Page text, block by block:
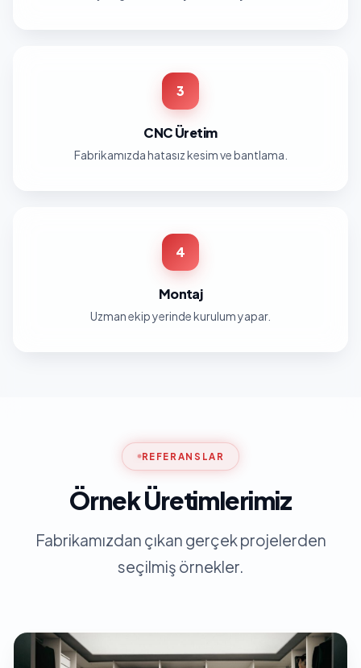
3
CNC Üretim
Fabrikamızda hatasız kesim ve bantlama.
4
Montaj
Uzman ekip yerinde kurulum yapar.
REFERANSLAR
Örnek Üretimlerimiz
Fabrikamızdan çıkan gerçek projelerden
seçilmiş örnekler.